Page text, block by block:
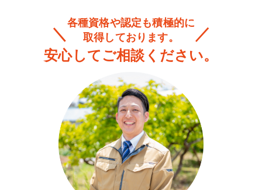
各種資格や認定も積極的に
取得しております。
安心してご相談ください。